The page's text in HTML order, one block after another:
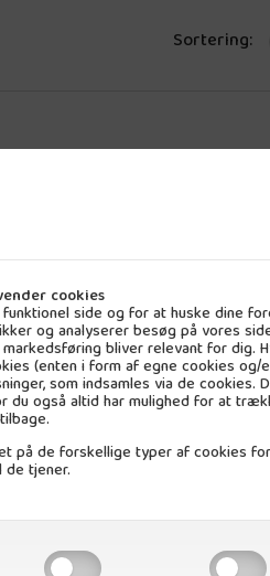
cookies
side og for at huske dine
og analyserer besøg på vores
bliver relevant for dig.
(enten i form af egne cookies og/
som indsamles via de cookies.
du også altid har mulighed for at
på de forskellige typer af cookies
tjener.
Sortering: